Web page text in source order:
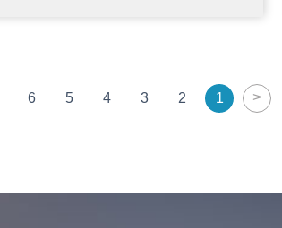
<
1
2
3
4
5
6